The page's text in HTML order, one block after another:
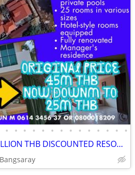
• • • • • • • • • • • • • •
INVESTOR ALERT 20 MILLION THB DISCOUNTED RESORT ON SELLING PRICE
Bangsaray